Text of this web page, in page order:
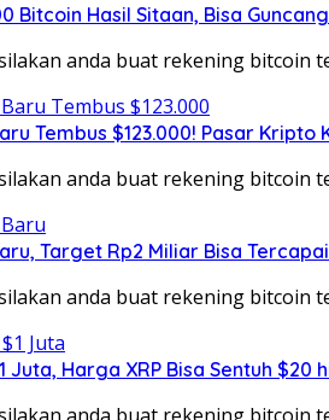
Bitcoin Hasil Sitaan, Bisa
anda buat rekening bitcoin
Tembus $123.000! Pasar Kripto
anda buat rekening bitcoin
Target Rp2 Miliar Bisa
anda buat rekening bitcoin
Juta, Harga XRP Bisa Sentuh $20